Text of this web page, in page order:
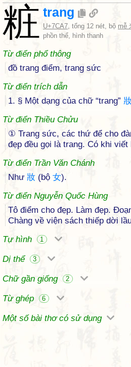
粧 trang
U+7CA7, tổng 12 nét, bộ mễ
phồn thể, hình thanh
Từ điển phổ thông
đồ trang điểm, trang sức
Từ điển trích dẫn
1. § Một dạng của chữ “trang”
Từ điển Thiều Chửu
① Trang sức, các thứ để cho
đẹp đều gọi là trang. Có khi viết
Từ điển Trần Văn Chánh
Như 妝 (bộ 女).
Từ điển Nguyễn Quốc Hùng
Tô điểm cho đẹp. Làm đẹp.
Chàng về viện sách thiếp dời
Tự hình
1
Dị thể 3
Chữ gần giống 2
Từ ghép 6
Một số bài thơ có sử dụng